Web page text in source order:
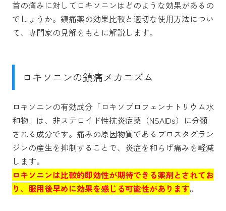
首の痛みに対してロキソニンはどのような効果があるの
でしょうか。鎮痛薬の効果比較と適切な使用方法につい
て、専門家の見解をもとに解説します。
ロキソニンの鎮痛メカニズム
ロキソニンの有効成分「ロキソプロフェンナトリウム水
和物」は、非ステロイド性抗炎症薬（NSAIDs）に分類
される成分です。痛みの原因物質であるプロスタグラン
ジンの産生を抑制することで、炎症を和らげ痛みを軽減
します。
ロキソニンは比較的即効性が期待できる薬剤とされてお
り、服用後早めに効果を感じる可能性があります。